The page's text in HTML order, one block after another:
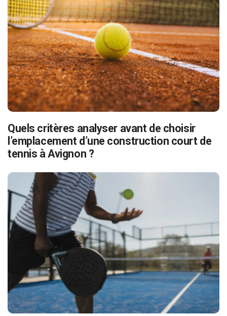
Quels critères analyser avant de choisir
l’emplacement d’une construction court de
tennis à Avignon ?